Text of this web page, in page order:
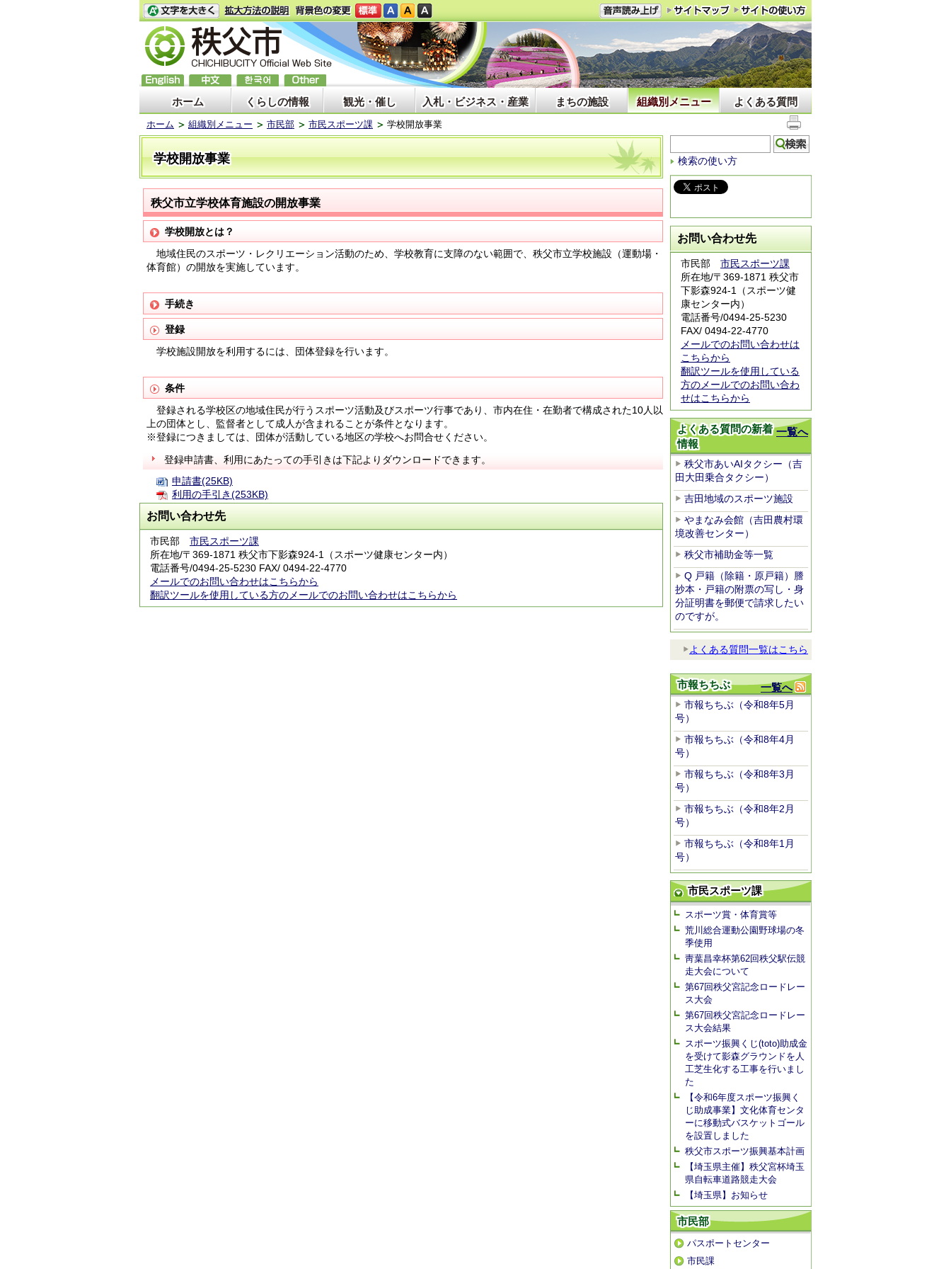
ホーム くらしの情報 観光・催し 入札・ビジネス・産業 まちの施設 組織別メニュー よくある質問
ホーム 組織別メニュー 市民部 市民スポーツ課 学校開放事業
学校開放事業
秩父市立学校体育施設の開放事業
学校開放とは？
地域住民のスポーツ・レクリエーション活動のため、学校教育に支障のない範囲で、秩父市立学校施設（運動場・
体育館）の開放を実施しています。
手続き
登録
学校施設開放を利用するには、団体登録を行います。
条件
登録される学校区の地域住民が行うスポーツ活動及びスポーツ行事であり、市内在住・在勤者で構成された10人以
上の団体とし、監督者として成人が含まれることが条件となります。
※登録につきましては、団体が活動している地区の学校へお問合せください。
登録申請書、利用にあたっての手引きは下記よりダウンロードできます。
申請書(25KB)
利用の手引き(253KB)
お問い合わせ先
市民部 市民スポーツ課
所在地/〒369-1871 秩父市下影森924-1（スポーツ健康センター内）
電話番号/0494-25-5230 FAX/ 0494-22-4770
メールでのお問い合わせはこちらから
翻訳ツールを使用している方のメールでのお問い合わせはこちらから
検索の使い方
お問い合わせ先
市民部 市民スポーツ課
所在地/〒369-1871 秩父市
下影森924-1（スポーツ健
康センター内）
電話番号/0494-25-5230
FAX/ 0494-22-4770
メールでのお問い合わせは
こちらから
翻訳ツールを使用している
方のメールでのお問い合わ
せはこちらから
一覧へ
よくある質問の新着
情報
秩父市あいAIタクシー（吉
田大田乗合タクシー）
吉田地域のスポーツ施設
やまなみ会館（吉田農村環
境改善センター）
秩父市補助金等一覧
Q 戸籍（除籍・原戸籍）謄
抄本・戸籍の附票の写し・身
分証明書を郵便で請求したい
のですが。
よくある質問一覧はこちら
一覧へ
市報ちちぶ
市報ちちぶ（令和8年5月
号）
市報ちちぶ（令和8年4月
号）
市報ちちぶ（令和8年3月
号）
市報ちちぶ（令和8年2月
号）
市報ちちぶ（令和8年1月
号）
市民スポーツ課
スポーツ賞・体育賞等
荒川総合運動公園野球場の冬
季使用
靑葉昌幸杯第62回秩父駅伝競
走大会について
第67回秩父宮記念ロードレー
ス大会
第67回秩父宮記念ロードレー
ス大会結果
スポーツ振興くじ(toto)助成金
を受けて影森グラウンドを人
工芝生化する工事を行いまし
た
【令和6年度スポーツ振興く
じ助成事業】文化体育センタ
ーに移動式バスケットゴール
を設置しました
秩父市スポーツ振興基本計画
【埼玉県主催】秩父宮杯埼玉
県自転車道路競走大会
【埼玉県】お知らせ
市民部
パスポートセンター
市民課